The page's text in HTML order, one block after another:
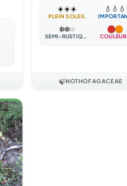
☀️☀️☀️
PLEIN SOLEIL
💧 💧 💧
❄️❄️❄️
SEMI-RUSTIQUE
🍃NOTHOFAGACEAE